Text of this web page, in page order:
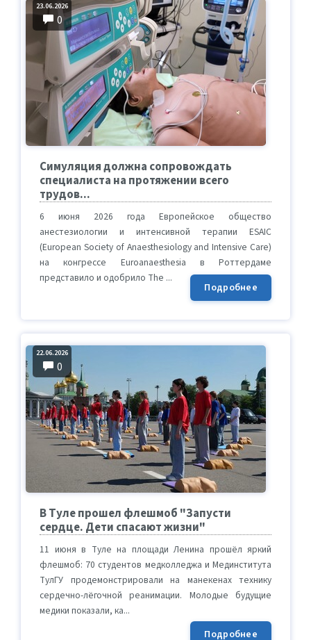
23.06.2026
0
Симуляция должна сопровождать
специалиста на протяжении всего
трудов...
6 июня 2026 года Европейское общество
анестезиологии и интенсивной терапии ESAIC
(European Society of Anaesthesiology and Intensive Care)
на конгрессе Euroanaesthesia в Роттердаме
представило и одобрило The ...
Подробнее
22.06.2026
0
В Туле прошел флешмоб "Запусти
сердце. Дети спасают жизни"
11 июня в Туле на площади Ленина прошёл яркий
флешмоб: 70 студентов медколледжа и Мединститута
ТулГУ продемонстрировали на манекенах технику
сердечно-лёгочной реанимации. Молодые будущие
медики показали, ка...
Подробнее